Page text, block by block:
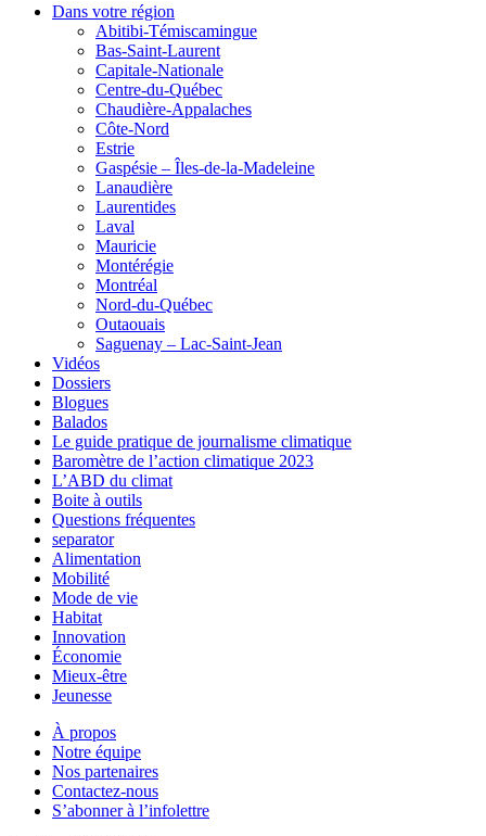
Dans votre région
Abitibi-Témiscamingue
Bas-Saint-Laurent
Capitale-Nationale
Centre-du-Québec
Chaudière-Appalaches
Côte-Nord
Estrie
Gaspésie – Îles-de-la-Madeleine
Lanaudière
Laurentides
Laval
Mauricie
Montérégie
Montréal
Nord-du-Québec
Outaouais
Saguenay – Lac-Saint-Jean
Vidéos
Dossiers
Blogues
Balados
Le guide pratique de journalisme climatique
Baromètre de l’action climatique 2023
L’ABD du climat
Boite à outils
Questions fréquentes
separator
Alimentation
Mobilité
Mode de vie
Habitat
Innovation
Économie
Mieux-être
Jeunesse
À propos
Notre équipe
Nos partenaires
Contactez-nous
S’abonner à l’infolettre